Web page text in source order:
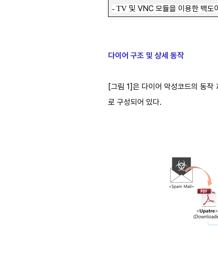
- TV 및VNC모듈을 이용한 백도
다이어 구조 및 상세 동작
[그림 1]은 다이어 악성코드의 동
로 구성되어 있다.